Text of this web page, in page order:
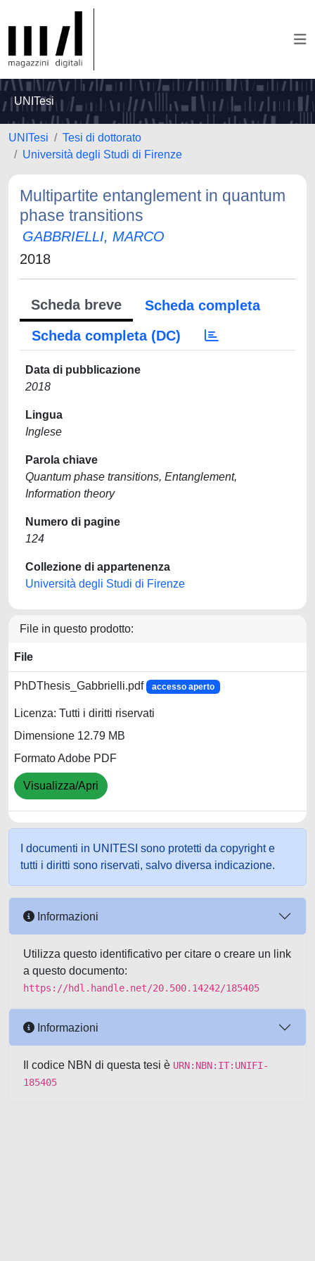
UNITesi
UNITesi
Tesi di dottorato
Università degli Studi di Firenze
Multipartite entanglement in quantum
phase transitions
GABBRIELLI, MARCO
2018
Scheda breve
Scheda completa
Scheda completa (DC)
Data di pubblicazione
2018
Lingua
Inglese
Parola chiave
Quantum phase transitions, Entanglement,
Information theory
Numero di pagine
124
Collezione di appartenenza
Università degli Studi di Firenze
File in questo prodotto:
File
PhDThesis_Gabbrielli.pdf accesso aperto
Licenza: Tutti i diritti riservati
Dimensione 12.79 MB
Formato Adobe PDF
Visualizza/Apri
I documenti in UNITESI sono protetti da copyright e
tutti i diritti sono riservati, salvo diversa indicazione.
Informazioni
Utilizza questo identificativo per citare o creare un link
a questo documento:
https://hdl.handle.net/20.500.14242/185405
Informazioni
Il codice NBN di questa tesi è URN:NBN:IT:UNIFI-
185405